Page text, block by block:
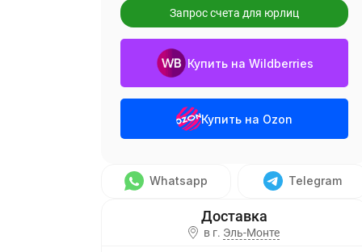
Запрос счета для юрлиц
Купить на Wildberries
Купить на Ozon
Whatsapp Telegram
в г. Эль-Монте